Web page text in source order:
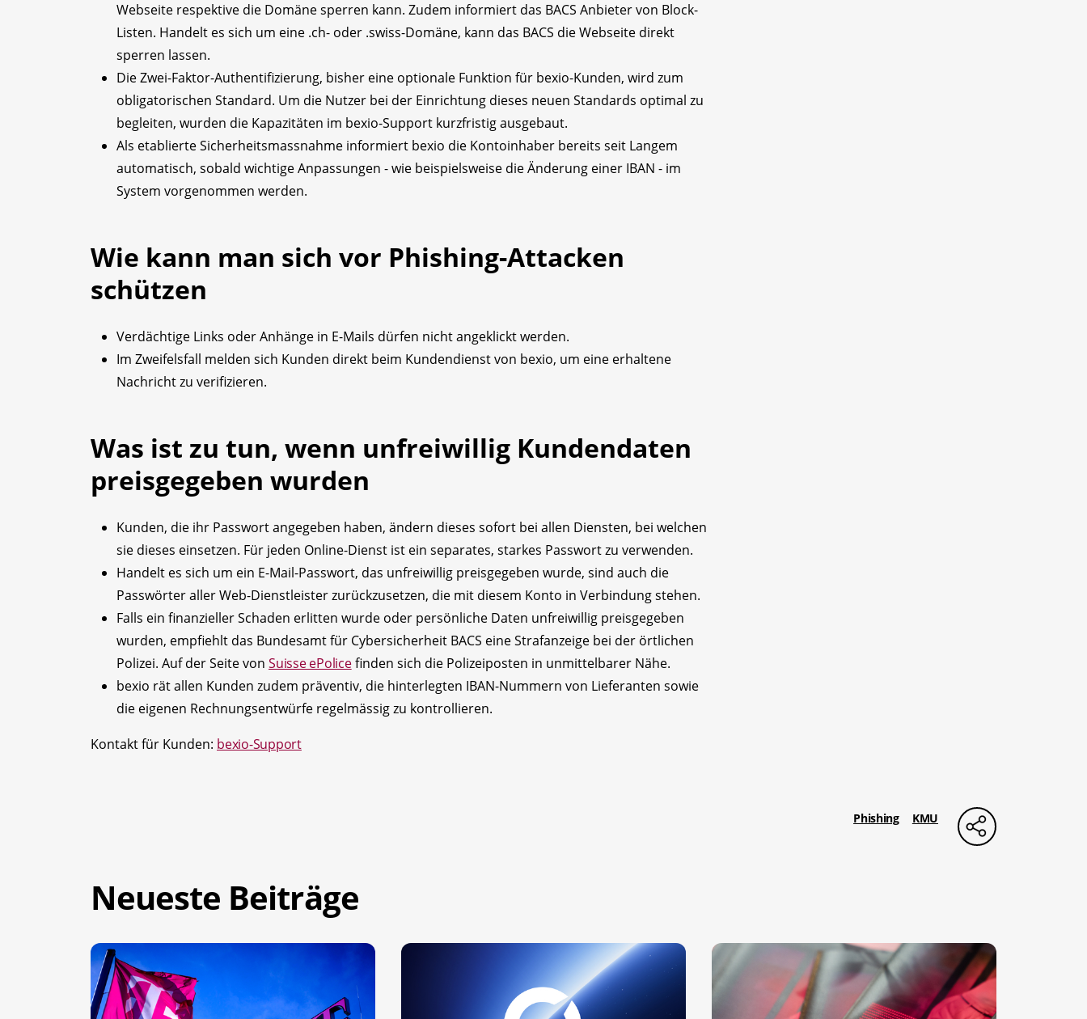
Webseite respektive die Domäne sperren kann. Zudem informiert das BACS Anbieter von Block-
Listen. Handelt es sich um eine .ch- oder .swiss-Domäne, kann das BACS die Webseite direkt
sperren lassen.
Die Zwei-Faktor-Authentifizierung, bisher eine optionale Funktion für bexio-Kunden, wird zum
obligatorischen Standard. Um die Nutzer bei der Einrichtung dieses neuen Standards optimal zu
begleiten, wurden die Kapazitäten im bexio-Support kurzfristig ausgebaut.
Als etablierte Sicherheitsmassnahme informiert bexio die Kontoinhaber bereits seit Langem
automatisch, sobald wichtige Anpassungen - wie beispielsweise die Änderung einer IBAN - im
System vorgenommen werden.
Wie kann man sich vor Phishing-Attacken
schützen
Verdächtige Links oder Anhänge in E-Mails dürfen nicht angeklickt werden.
Im Zweifelsfall melden sich Kunden direkt beim Kundendienst von bexio, um eine erhaltene
Nachricht zu verifizieren.
Was ist zu tun, wenn unfreiwillig Kundendaten
preisgegeben wurden
Kunden, die ihr Passwort angegeben haben, ändern dieses sofort bei allen Diensten, bei welchen
sie dieses einsetzen. Für jeden Online-Dienst ist ein separates, starkes Passwort zu verwenden.
Handelt es sich um ein E-Mail-Passwort, das unfreiwillig preisgegeben wurde, sind auch die
Passwörter aller Web-Dienstleister zurückzusetzen, die mit diesem Konto in Verbindung stehen.
Falls ein finanzieller Schaden erlitten wurde oder persönliche Daten unfreiwillig preisgegeben
wurden, empfiehlt das Bundesamt für Cybersicherheit BACS eine Strafanzeige bei der örtlichen
Polizei. Auf der Seite von Suisse ePolicefinden sich die Polizeiposten in unmittelbarer Nähe.
bexio rät allen Kunden zudem präventiv, die hinterlegten IBAN-Nummern von Lieferanten sowie
die eigenen Rechnungsentwürfe regelmässig zu kontrollieren.
Kontakt für Kunden: bexio-Support
Phishing KMU
Neueste Beiträge